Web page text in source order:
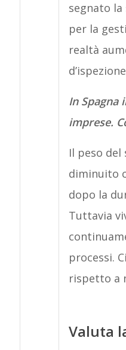
segnato la
per la
realtà
In Spagna
imprese.
Il peso
diminuito
dopo la
Tuttavia
processi.
rispetto a
Valuta